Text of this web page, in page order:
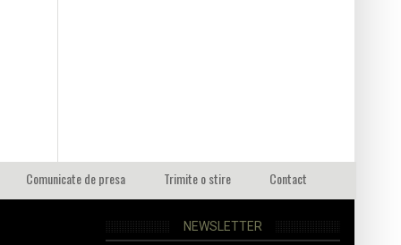
Comunicate de presa Trimite o stire Contact
NEWSLETTER